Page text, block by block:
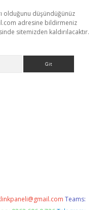
olduğunu düşündüğünüz
adresine bildirmeniz
sitemizden kaldırılacaktır.
Teams: